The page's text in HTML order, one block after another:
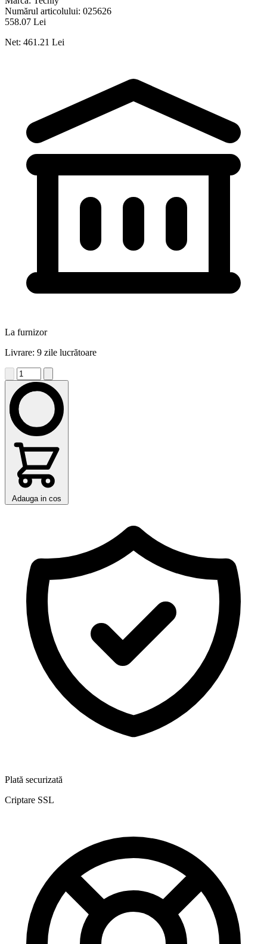
Numărul articolului: 025626
558.07 Lei
Net: 461.21 Lei
La furnizor
Livrare: 9 zile lucrătoare
Adauga in cos
Plată securizată
Criptare SSL